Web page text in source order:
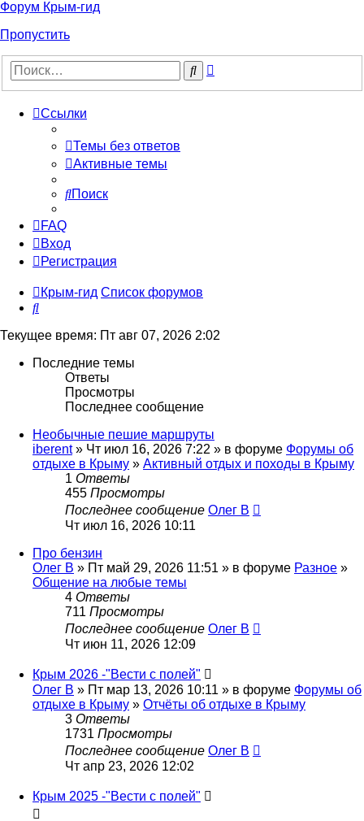
Форум Крым-гид
Пропустить
Поиск
Ссылки
Темы без ответов
Активные темы
Поиск
FAQ
Вход
Регистрация
Крым-гид Список форумов
Поиск
Текущее время: Пт авг 07, 2026 2:02
Последние темы
Ответы
Просмотры
Последнее сообщение
Необычные пешие маршруты
iberent» Чт июл 16, 2026 7:22 » в форуме Форумы об
отдыхе в Крыму » Активный отдых и походы в Крыму
1 Ответы
455 Просмотры
Последнее сообщение Олег В
Чт июл 16, 2026 10:11
Про бензин
Олег В » Пт май 29, 2026 11:51 » в форуме Разное »
Общение на любые темы
4 Ответы
711 Просмотры
Последнее сообщение Олег В
Чт июн 11, 2026 12:09
Крым 2026 -"Вести с полей"
Олег В » Пт мар 13, 2026 10:11 » в форуме Форумы об
отдыхе в Крыму » Отчёты об отдыхе в Крыму
3 Ответы
1731 Просмотры
Последнее сообщение Олег В
Чт апр 23, 2026 12:02
Крым 2025 -"Вести с полей"